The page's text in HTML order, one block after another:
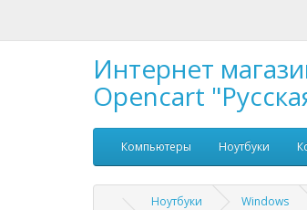
Интернет
Opencart
Компьютеры Ноутбуки
Ноутбуки Windows